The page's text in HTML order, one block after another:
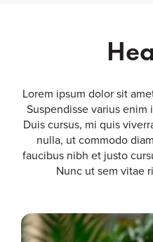
Lorem ipsum dolor sit
Suspendisse varius
Duis cursus, mi quis
nulla, ut commodo
faucibus nibh et justo
Nunc ut sem vitae